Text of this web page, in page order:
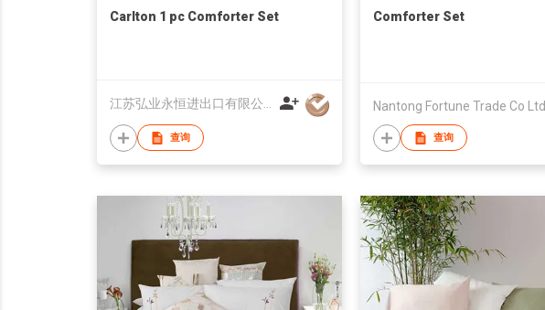
Carlton 1 pc Comforter Set
查询
Comforter Set
Nantong Fortune Trade Co Ltd
查询